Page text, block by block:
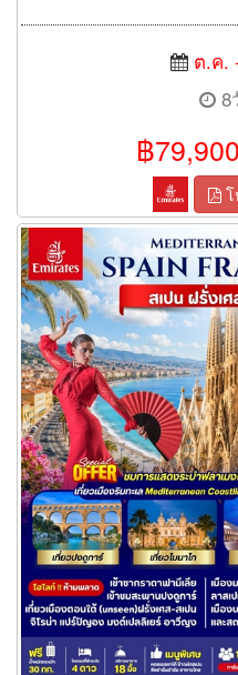
ต.ค.
8
฿79,900
โ
ทัวร์สเปน ฝรั่งเศส อิตาลี 9 วัน